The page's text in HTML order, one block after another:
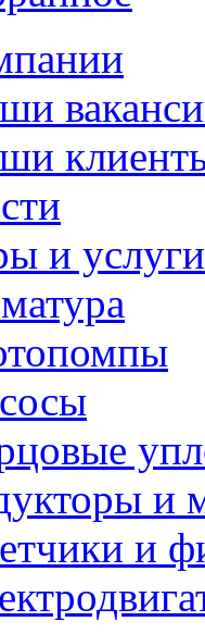
и услуги
и
и